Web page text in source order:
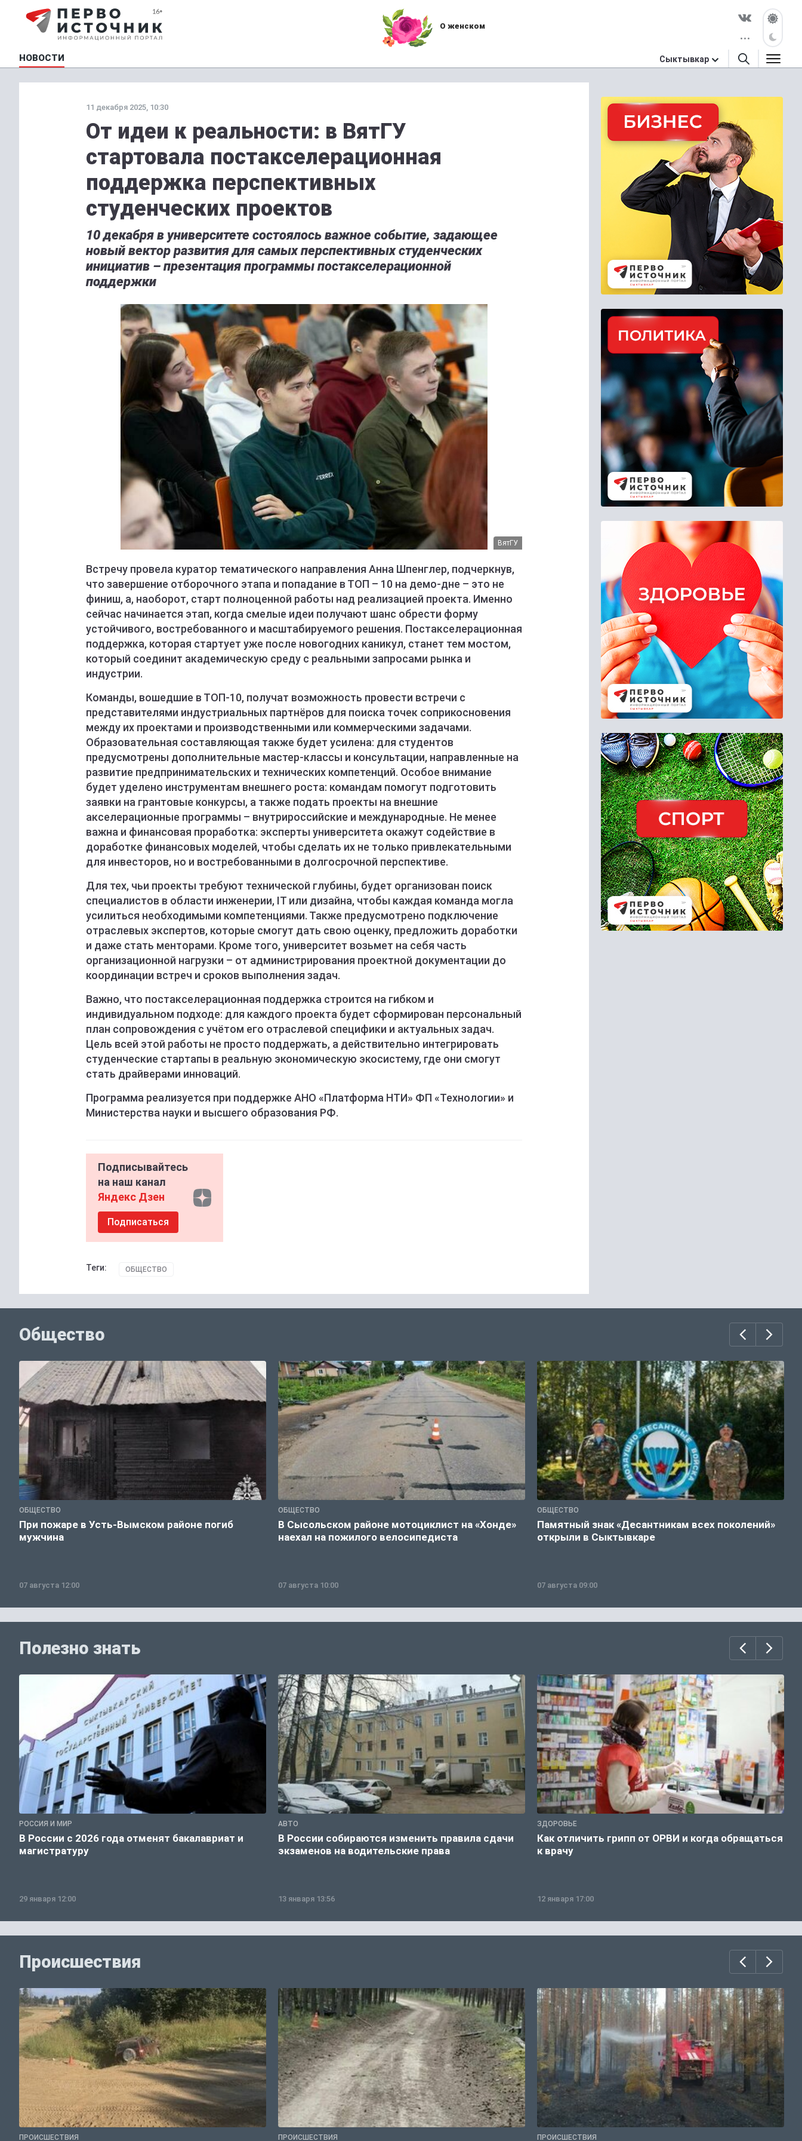
О женском
НОВОСТИ Сыктывкар
11 декабря 2025, 10:30
От идеи к реальности: в ВятГУ
стартовала постакселерационная
поддержка перспективных
студенческих проектов
10 декабря в университете состоялось важное событие, задающее
новый вектор развития для самых перспективных студенческих
инициатив – презентация программы постакселерационной
поддержки
ВятГУ
Встречу провела куратор тематического направления Анна Шпенглер, подчеркнув,
что завершение отборочного этапа и попадание в ТОП – 10 на демо-дне – это не
финиш, а, наоборот, старт полноценной работы над реализацией проекта. Именно
сейчас начинается этап, когда смелые идеи получают шанс обрести форму
устойчивого, востребованного и масштабируемого решения. Постакселерационная
поддержка, которая стартует уже после новогодних каникул, станет тем мостом,
который соединит академическую среду с реальными запросами рынка и
индустрии.
Команды, вошедшие в ТОП-10, получат возможность провести встречи с
представителями индустриальных партнёров для поиска точек соприкосновения
между их проектами и производственными или коммерческими задачами.
Образовательная составляющая также будет усилена: для студентов
предусмотрены дополнительные мастер-классы и консультации, направленные на
развитие предпринимательских и технических компетенций. Особое внимание
будет уделено инструментам внешнего роста: командам помогут подготовить
заявки на грантовые конкурсы, а также подать проекты на внешние
акселерационные программы – внутрироссийские и международные. Не менее
важна и финансовая проработка: эксперты университета окажут содействие в
доработке финансовых моделей, чтобы сделать их не только привлекательными
для инвесторов, но и востребованными в долгосрочной перспективе.
Для тех, чьи проекты требуют технической глубины, будет организован поиск
специалистов в области инженерии, IT или дизайна, чтобы каждая команда могла
усилиться необходимыми компетенциями. Также предусмотрено подключение
отраслевых экспертов, которые смогут дать свою оценку, предложить доработки
и даже стать менторами. Кроме того, университет возьмет на себя часть
организационной нагрузки – от администрирования проектной документации до
координации встреч и сроков выполнения задач.
Важно, что постакселерационная поддержка строится на гибком и
индивидуальном подходе: для каждого проекта будет сформирован персональный
план сопровождения с учётом его отраслевой специфики и актуальных задач.
Цель всей этой работы не просто поддержать, а действительно интегрировать
студенческие стартапы в реальную экономическую экосистему, где они смогут
стать драйверами инноваций.
Программа реализуется при поддержке АНО «Платформа НТИ» ФП «Технологии» и
Министерства науки и высшего образования РФ.
Подписывайтесь
на наш канал
Яндекс Дзен
Подписаться
Теги: ОБЩЕСТВО
Общество
ОБЩЕСТВО
При пожаре в Усть-Вымском районе погиб
мужчина
07 августа 12:00
ОБЩЕСТВО
В Сысольском районе мотоциклист на «Хонде»
наехал на пожилого велосипедиста
07 августа 10:00
ОБЩЕСТВО
Памятный знак «Десантникам всех поколений»
открыли в Сыктывкаре
07 августа 09:00
Полезно знать
РОССИЯ И МИР
В России с 2026 года отменят бакалавриат и
магистратуру
29 января 12:00
АВТО
В России собираются изменить правила сдачи
экзаменов на водительские права
13 января 13:56
ЗДОРОВЬЕ
Как отличить грипп от ОРВИ и когда обращаться
к врачу
12 января 17:00
Происшествия
ПРОИСШЕСТВИЯ ПРОИСШЕСТВИЯ ПРОИСШЕСТВИЯ